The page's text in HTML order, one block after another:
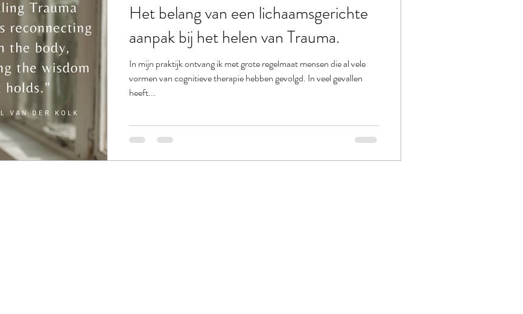
Het belang van een lichaamsgerichte
aanpak bij het helen van Trauma.
In mijn praktijk ontvang ik met grote regelmaat mensen die al vele
vormen van cognitieve therapie hebben gevolgd. In veel gevallen
heeft...